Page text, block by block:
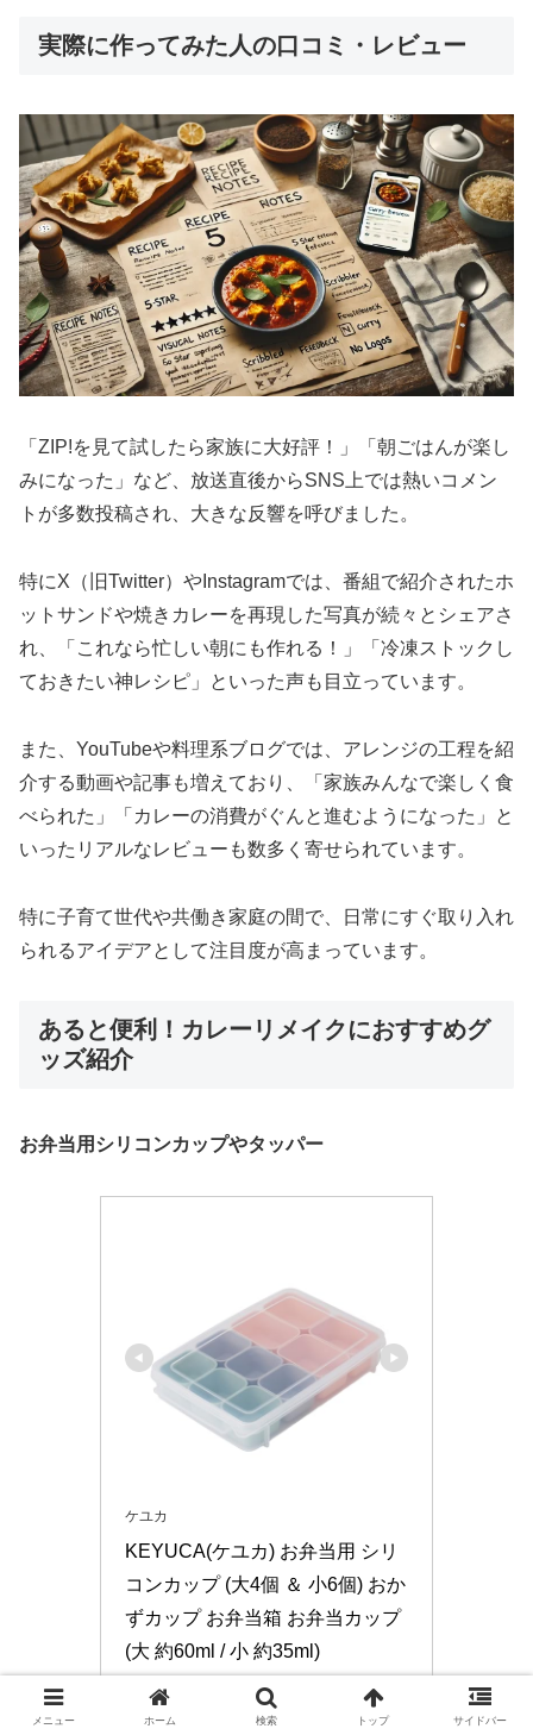
実際に作ってみた人の口コミ・レビュー
「ZIP!を見て試したら家族に大好評！」「朝ごはんが楽し
みになった」など、放送直後からSNS上では熱いコメン
トが多数投稿され、大きな反響を呼びました。
特にX（旧Twitter）やInstagramでは、番組で紹介されたホ
ットサンドや焼きカレーを再現した写真が続々とシェアさ
れ、「これなら忙しい朝にも作れる！」「冷凍ストックし
ておきたい神レシピ」といった声も目立っています。
また、YouTubeや料理系ブログでは、アレンジの工程を紹
介する動画や記事も増えており、「家族みんなで楽しく食
べられた」「カレーの消費がぐんと進むようになった」と
いったリアルなレビューも数多く寄せられています。
特に子育て世代や共働き家庭の間で、日常にすぐ取り入れ
られるアイデアとして注目度が高まっています。
あると便利！カレーリメイクにおすすめグ
ッズ紹介
お弁当用シリコンカップやタッパー
ケユカ
KEYUCA(ケユカ) お弁当用 シリ
コンカップ (大4個 ＆ 小6個) おか
ずカップ お弁当箱 お弁当カップ
(大 約60ml / 小 約35ml)
3300698
メニュー ホーム 検索 トップ サイドバー